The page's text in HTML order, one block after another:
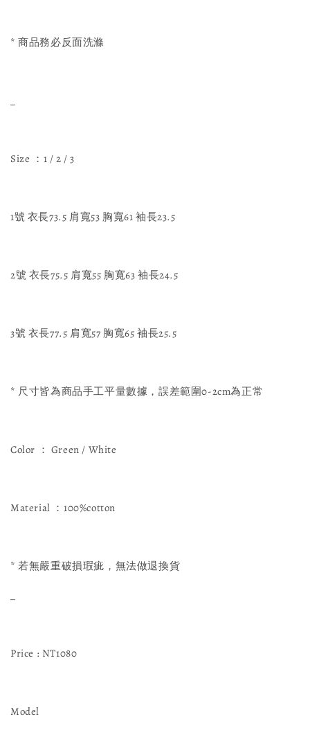
* 商品務必反面洗滌
Size ：1 / 2 / 3
1號 衣長73.5 肩寬53 胸寬61 袖長23.5
2號 衣長75.5 肩寬55 胸寬63 袖長24.5
3號 衣長77.5 肩寬57 胸寬65 袖長25.5
* 尺寸皆為商品手工平量數據，誤差範圍0-2cm為正常
Color ： Green / White
Material ：100%cotton
* 若無嚴重破損瑕疵，無法做退換貨
Price : NT1080
Model